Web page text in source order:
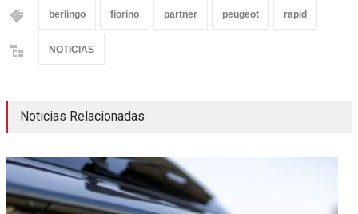
berlingo fiorino partner peugeot rapid
NOTICIAS
Noticias Relacionadas